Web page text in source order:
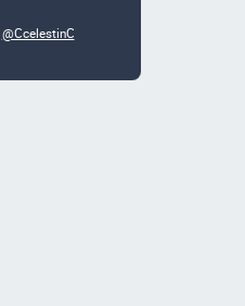
@CcelestinC